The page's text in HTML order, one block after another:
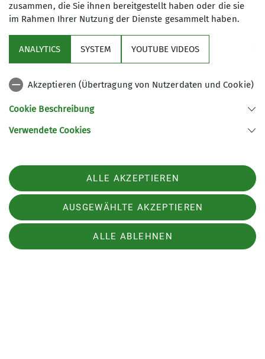
Kahlschlag auf dem Uhlberg
zusammen, die Sie ihnen bereitgestellt haben oder die sie
im Rahmen Ihrer Nutzung der Dienste gesammelt haben.
ANALYTICS SYSTEM YOUTUBE VIDEOS
Akzeptieren (Übertragung von Nutzerdaten und Cookie)
Cookie Beschreibung
Verwendete Cookies
ALLE AKZEPTIEREN
AUSGEWÄHLTE AKZEPTIEREN
ALLE ABLEHNEN